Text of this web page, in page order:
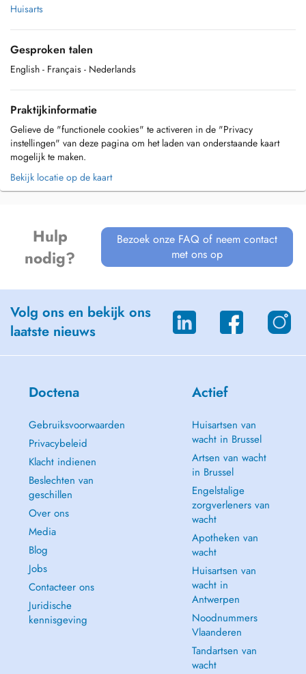
Huisarts
Gesproken talen
English - Français - Nederlands
Praktijkinformatie
Gelieve de "functionele cookies" te activeren in de "Privacy
instellingen" van deze pagina om het laden van onderstaande kaart
mogelijk te maken.
Bekijk locatie op de kaart
Hulp
nodig?
Bezoek onze FAQ of neem contact
met ons op
Volg ons en bekijk ons
laatste nieuws
Doctena
Gebruiksvoorwaarden
Privacybeleid
Klacht indienen
Beslechten van
geschillen
Over ons
Media
Blog
Jobs
Contacteer ons
Juridische
kennisgeving
Actief
Huisartsen van
wacht in Brussel
Artsen van wacht
in Brussel
Engelstalige
zorgverleners van
wacht
Apotheken van
wacht
Huisartsen van
wacht in
Antwerpen
Noodnummers
Vlaanderen
Tandartsen van
wacht